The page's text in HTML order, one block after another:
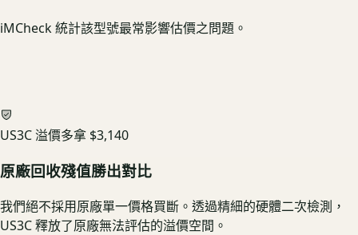
iMCheck 統計該型號最常影響估價之問題。
US3C 溢價多拿 $3,140
原廠回收殘值勝出對比
我們絕不採用原廠單一價格買斷。透過精細的硬體二次檢測，
US3C 釋放了原廠無法評估的溢價空間。